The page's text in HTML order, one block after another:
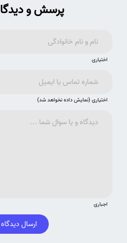
پرسش و
اختیاری
اختیاری (نمایش داده نخواهد شد)
اجباری
ارسال دیدگاه